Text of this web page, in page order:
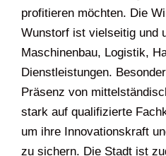
profitieren möchten. Die
Wunstorf ist vielseitig und
Maschinenbau, Logistik,
Dienstleistungen.
Präsenz von
stark auf qualifizierte
um ihre Innovationskraft
zu sichern. Die Stadt ist